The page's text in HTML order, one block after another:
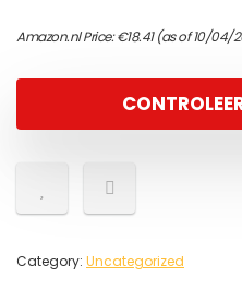
Amazon.nl Price:€18.41(as of 10/04/
Category: Uncategorized